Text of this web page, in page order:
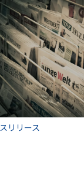
リリース